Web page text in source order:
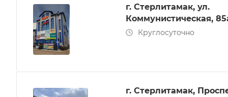
г. Стерлитамак, ул.
Коммунистическая,
Круглосуточно
г. Стерлитамак,